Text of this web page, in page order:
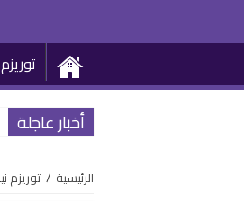
أخبار عاجلة
الرئيسية / توريزم